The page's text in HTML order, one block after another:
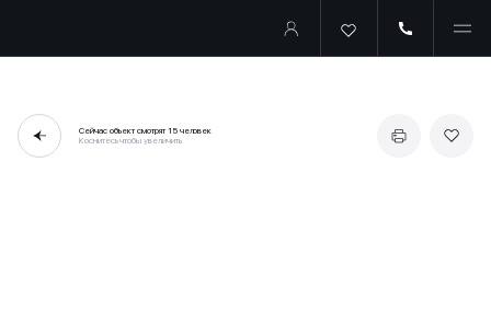
Сейчас объект смотрят15 человек
Коснитесь чтобы увеличить